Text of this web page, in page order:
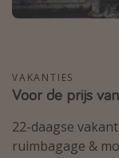
Thailand
Malta
Madeira
Egypte
Bali
VAKANTIES
Voor de prijs
22-daagse
ruimbagage &